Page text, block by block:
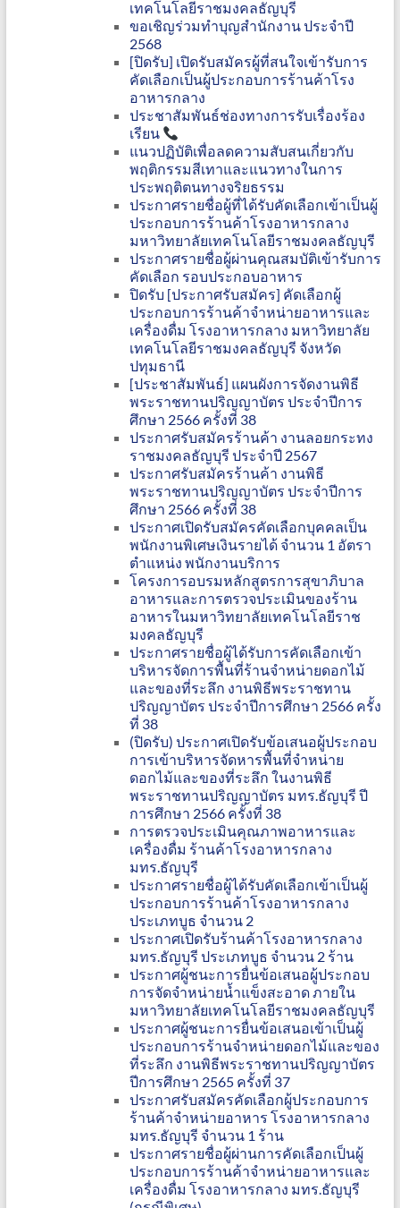
เทคโนโลยีราชมงคลธัญบุรี
ขอเชิญร่วมทำบุญสำนักงาน ประจำปี
2568
[ปิดรับ] เปิดรับสมัครผู้ที่สนใจเข้ารับการ
คัดเลือกเป็นผู้ประกอบการร้านค้าโรง
อาหารกลาง
ประชาสัมพันธ์ช่องทางการรับเรื่องร้อง
เรียน
แนวปฏิบัติเพื่อลดความสับสนเกี่ยวกับ
พฤติกรรมสีเทาและแนวทางในการ
ประพฤติตนทางจริยธรรม
ประกาศรายชื่อผู้ที่ได้รับคัดเลือกเข้าเป็นผู้
ประกอบการร้านค้าโรงอาหารกลาง
มหาวิทยาลัยเทคโนโลยีราชมงคลธัญบุรี
ประกาศรายชื่อผู้ผ่านคุณสมบัติเข้ารับการ
คัดเลือก รอบประกอบอาหาร
ปิดรับ [ประกาศรับสมัคร] คัดเลือกผู้
ประกอบการร้านค้าจำหน่ายอาหารและ
เครื่องดื่ม โรงอาหารกลาง มหาวิทยาลัย
เทคโนโลยีราชมงคลธัญบุรี จังหวัด
ปทุมธานี
[ประชาสัมพันธ์] แผนผังการจัดงานพิธี
พระราชทานปริญญาบัตร ประจำปีการ
ศึกษา 2566 ครั้งที่ 38
ประกาศรับสมัครร้านค้า งานลอยกระทง
ราชมงคลธัญบุรี ประจำปี 2567
ประกาศรับสมัครร้านค้า งานพิธี
พระราชทานปริญญาบัตร ประจำปีการ
ศึกษา 2566 ครั้งที่ 38
ประกาศเปิดรับสมัครคัดเลือกบุคคลเป็น
พนักงานพิเศษเงินรายได้ จำนวน 1 อัตรา
ตำแหน่ง พนักงานบริการ
โครงการอบรมหลักสูตรการสุขาภิบาล
อาหารและการตรวจประเมินของร้าน
อาหารในมหาวิทยาลัยเทคโนโลยีราช
มงคลธัญบุรี
ประกาศรายชื่อผู้ได้รับการคัดเลือกเข้า
บริหารจัดการพื้นที่ร้านจำหน่ายดอกไม้
และของที่ระลึก งานพิธีพระราชทาน
ปริญญาบัตร ประจำปีการศึกษา 2566 ครั้ง
ที่ 38
(ปิดรับ) ประกาศเปิดรับข้อเสนอผู้ประกอบ
การเข้าบริหารจัดหารพื้นที่จำหน่าย
ดอกไม้และของที่ระลึก ในงานพิธี
พระราชทานปริญญาบัตร มทร.ธัญบุรี ปี
การศึกษา 2566 ครั้งที่ 38
การตรวจประเมินคุณภาพอาหารและ
เครื่องดื่ม ร้านค้าโรงอาหารกลาง
มทร.ธัญบุรี
ประกาศรายชื่อผู้ได้รับคัดเลือกเข้าเป็นผู้
ประกอบการร้านค้าโรงอาหารกลาง
ประเภทบูธ จำนวน 2
ประกาศเปิดรับร้านค้าโรงอาหารกลาง
มทร.ธัญบุรี ประเภทบูธ จำนวน 2 ร้าน
ประกาศผู้ชนะการยื่นข้อเสนอผู้ประกอบ
การจัดจำหน่ายน้ำแข็งสะอาด ภายใน
มหาวิทยาลัยเทคโนโลยีราชมงคลธัญบุรี
ประกาศผู้ชนะการยื่นข้อเสนอเข้าเป็นผู้
ประกอบการร้านจำหน่ายดอกไม้และของ
ที่ระลึก งานพิธีพระราชทานปริญญาบัตร
ปีการศึกษา 2565 ครั้งที่ 37
ประกาศรับสมัครคัดเลือกผู้ประกอบการ
ร้านค้าจำหน่ายอาหาร โรงอาหารกลาง
มทร.ธัญบุรี จำนวน 1 ร้าน
ประกาศรายชื่อผู้ผ่านการคัดเลือกเป็นผู้
ประกอบการร้านค้าจำหน่ายอาหารและ
เครื่องดื่ม โรงอาหารกลาง มทร.ธัญบุรี